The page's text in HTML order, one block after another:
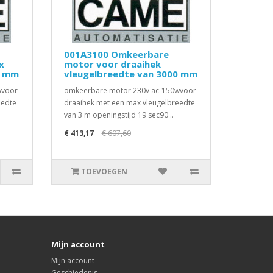
001A3100 Omkeerbare
motor voor draaihek
vleugelbreedte van 3000 mm
omkeerbare motor 230v ac-150wvoor
draaihek met een max vleugelbreedte
van 3 m openingstijd 19 sec90 ..
€ 413,17
€ 607,60
TOEVOEGEN
Mijn account
Mijn account